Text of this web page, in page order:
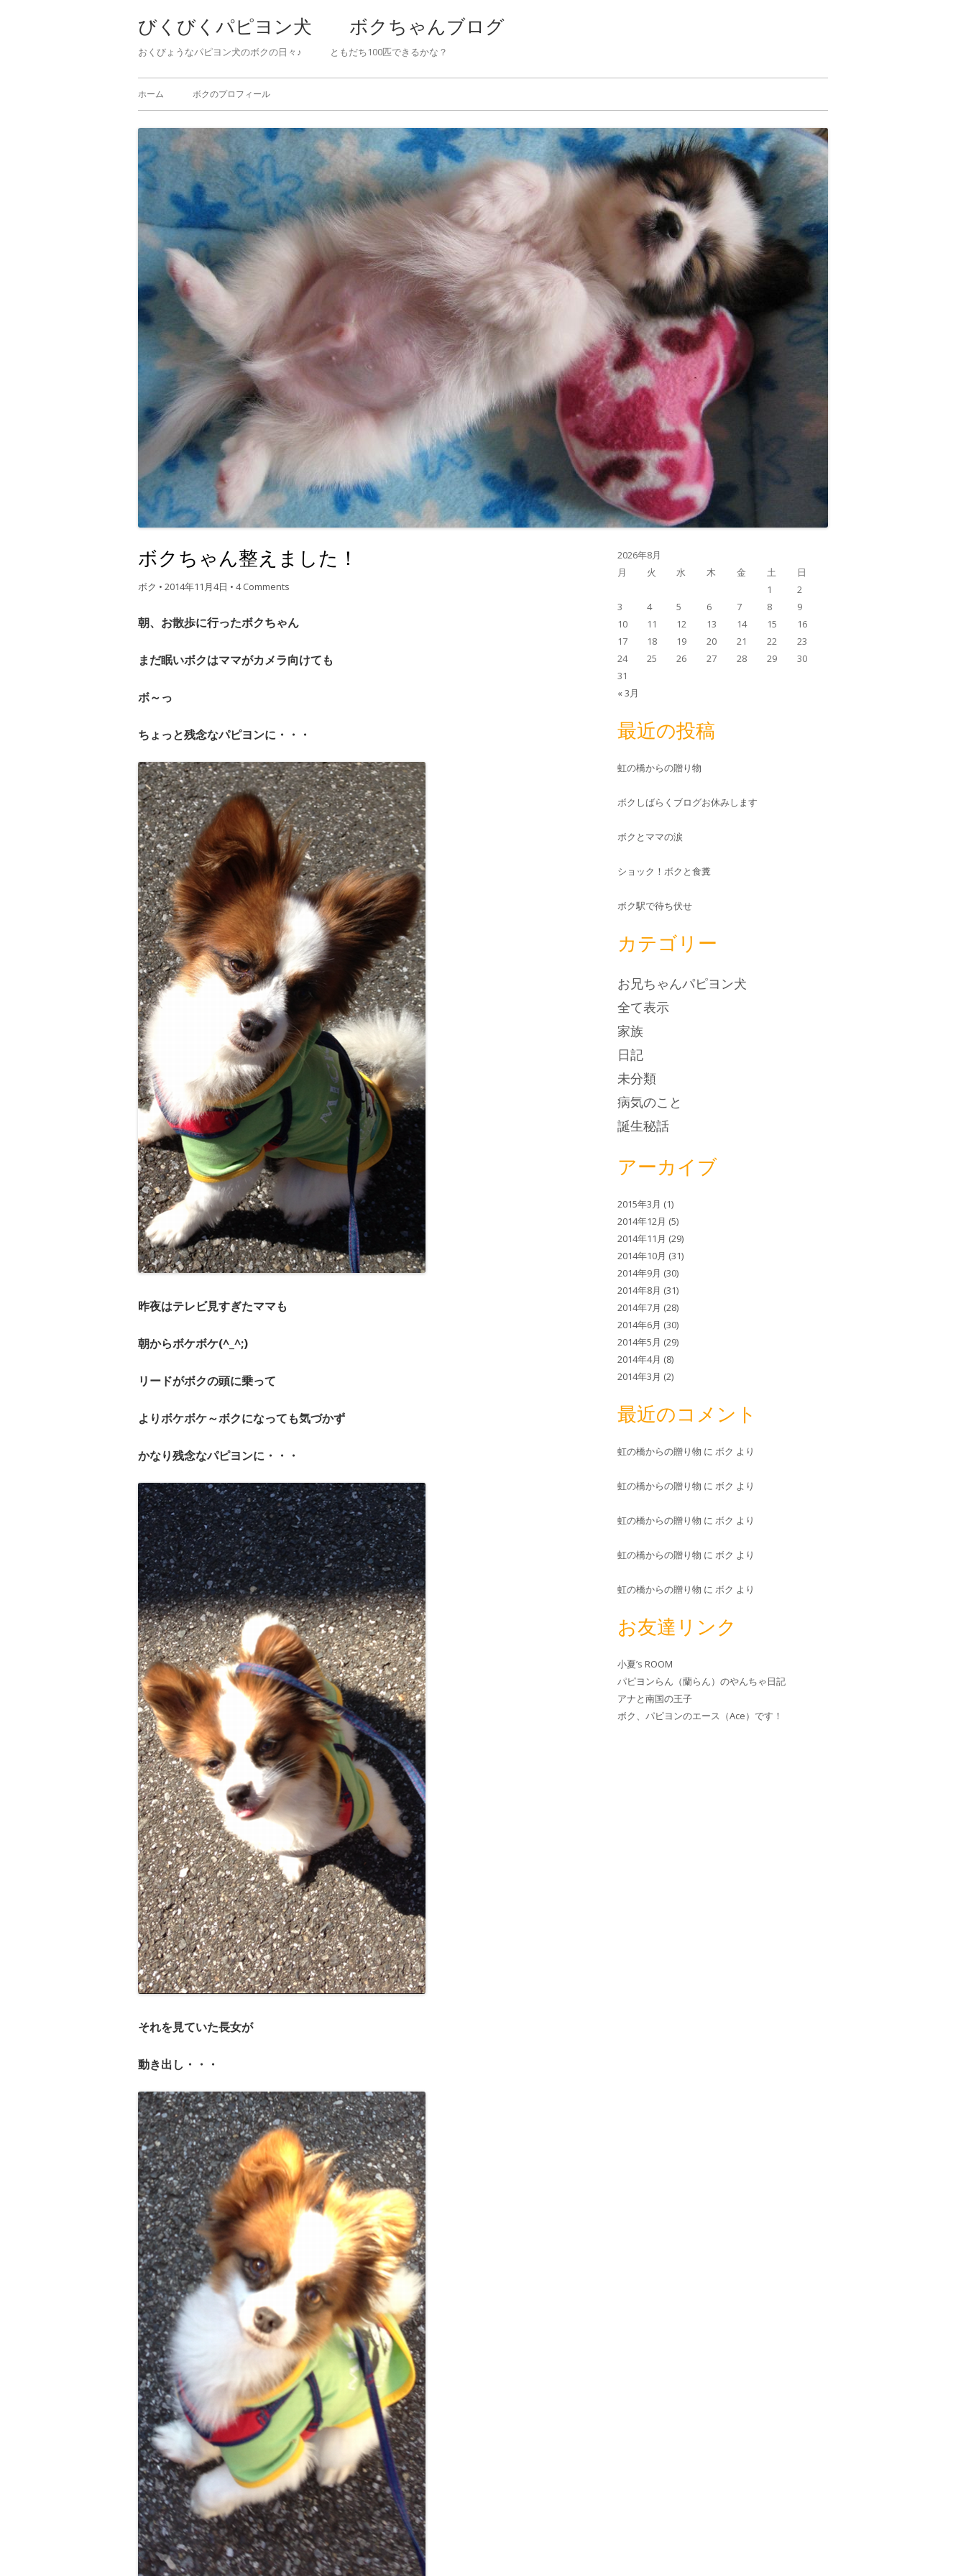
びくびくパピヨン犬 ボクちゃんブログ
おくびょうなパピヨン犬のボクの日々♪ ともだち100匹できるかな？
Skip to content
ホーム ボクのプロフィール
ボクちゃん整えました！
ボク • 2014年11月4日 • 4 Comments
朝、お散歩に行ったボクちゃん
まだ眠いボクはママがカメラ向けても
ボ～っ
ちょっと残念なパピヨンに・・・
昨夜はテレビ見すぎたママも
朝からボケボケ(^_^;)
リードがボクの頭に乗って
よりボケボケ～ボクになっても気づかず
かなり残念なパピヨンに・・・
それを見ていた長女が
動き出し・・・
2026年8月
月
火 水 木 金 土 日
« 3月
1
2
3
4 5 6 7 8
9
10
11 12 13 14 15
16
17
18 19 20 21 22
23
24
25 26 27 28 29
30
31
最近の投稿
虹の橋からの贈り物
ボクしばらくブログお休みします
ボクとママの涙
ショック！ボクと食糞
ボク駅で待ち伏せ
カテゴリー
お兄ちゃんパピヨン犬
全て表示
家族
日記
未分類
病気のこと
誕生秘話
アーカイブ
2015年3月 (1)
2014年12月 (5)
2014年11月 (29)
2014年10月 (31)
2014年9月 (30)
2014年8月 (31)
2014年7月 (28)
2014年6月 (30)
2014年5月 (29)
2014年4月 (8)
2014年3月 (2)
最近のコメント
虹の橋からの贈り物 にボク より
虹の橋からの贈り物 にボク より
虹の橋からの贈り物 にボク より
虹の橋からの贈り物 にボク より
虹の橋からの贈り物 にボク より
お友達リンク
小夏’s ROOM
パピヨンらん（蘭らん）のやんちゃ日記
アナと南国の王子
ボク、パピヨンのエース（Ace）です！